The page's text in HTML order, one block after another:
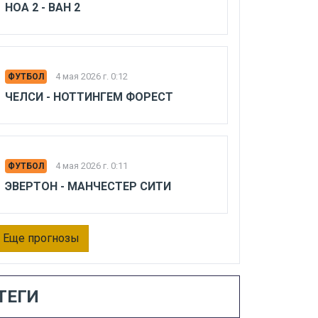
НОА 2 - ВАН 2
ФУТБОЛ 4 мая 2026 г. 0:12
ЧЕЛСИ - НОТТИНГЕМ ФОРЕСТ
ФУТБОЛ 4 мая 2026 г. 0:11
ЭВЕРТОН - МАНЧЕСТЕР СИТИ
Еще прогнозы